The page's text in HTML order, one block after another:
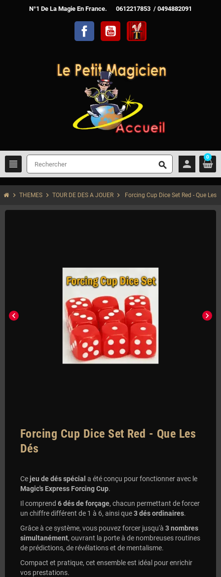
N°1 De La Magie En France. 0612217853 / 0494882091
Facebook YouTube
view_headline search person
0
chevron_right THEMES chevron_right TOUR DE DES A JOUER chevron_right Forcing Cup Dice Set Red - Que Les
chevron_left chevron_right
Forcing Cup Dice Set Red - Que Les
Dés
Ce jeu de dés spécial a été conçu pour fonctionner avec le
Magic's Express Forcing Cup.
Il comprend 6 dés de forçage, chacun permettant de forcer
un chiffre différent de 1 à 6, ainsi que3 dés ordinaires.
Grâce à ce système, vous pouvez forcer jusqu'à 3 nombres
simultanément, ouvrant la porte à de nombreuses routines
de prédictions, de révélations et de mentalisme.
Compact et pratique, cet ensemble est idéal pour enrichir
vos prestations.